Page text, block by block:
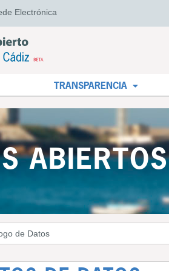
Electrónica
TRANSPARENCIA
ABIERTOS
de Datos